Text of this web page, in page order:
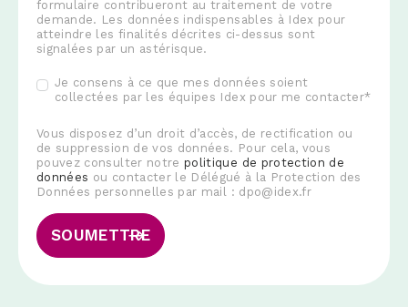
formulaire contribueront au traitement de votre
demande. Les données indispensables à Idex pour
atteindre les finalités décrites ci-dessus sont
signalées par un astérisque.
Je consens à ce que mes données soient
collectées par les équipes Idex pour me contacter*
Vous disposez d’un droit d’accès, de rectification ou
de suppression de vos données. Pour cela, vous
pouvez consulter notrepolitique de protection de
données ou contacter le Délégué à la Protection des
Données personnelles par mail : dpo@idex.fr